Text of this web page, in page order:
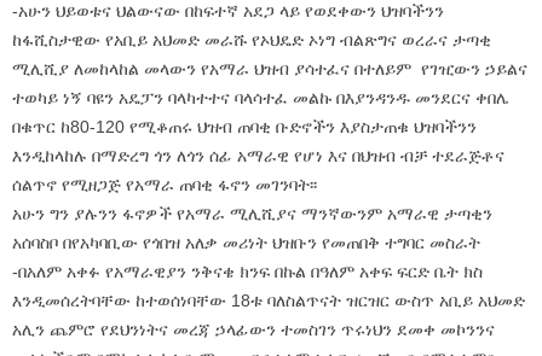
-አሁን ህይወቱና ህልውናው በከፍተኛ አደጋ ላይ የወደቀውን ህዝባችንን
ከፋሺስታዊው የአቢይ አህመድ መራሹ የኦህዴድ ኦነግ ብልጽግና ወረራና ታጣቂ
ሚሊሺያ ለመከላከል መላውን የአማራ ህዝብ ያሳተፈና በተለይም የገዢውን ኃይልና
ተወካይ ነኝ ባዩን አዴፓን ባላካተተና ባላሳተፈ መልኩ በእያንዳንዱ መንደርና ቀበሌ
በቁጥር ከ80-120 የሚቆጠሩ ህዝብ ጠባቂ ቡድኖችን እያስታጠቁ ህዝባችንን
እንዲከላከሉ በማድረግ ጎን ለጎን ሰፊ አማራዊ የሆነ እና በህዝብ ብቻ ተደራጅቶና
ሰልጥኖ የሚዘጋጅ የአማራ ጠባቂ ፋኖን መገንባት፡፡
አሁን ግን ያሉንን ፋኖዎች የአማራ ሚሊሺያና ማንኛውንም አማራዊ ታጣቂን
አሰባስቦ በየአካባቢው የጎበዝ አለቃ መሪነት ህዝቡን የመጠበቅ ተግባር መስራት
-በአለም አቀፉ የአማራዊያን ንቅናቄ ክንፍ በኩል በዓለም አቀፍ ፍርድ ቤት ክስ
እንዲመሰረትባቸው ከተወሰነባቸው 18ቱ ባለስልጥናት ዝርዝር ውስጥ አቢይ አህመድ
አሊን ጨምሮ የደህንነትና መረጃ ኃላፊውን ተመስገን ጥሩነህን ደመቀ መኮንንና